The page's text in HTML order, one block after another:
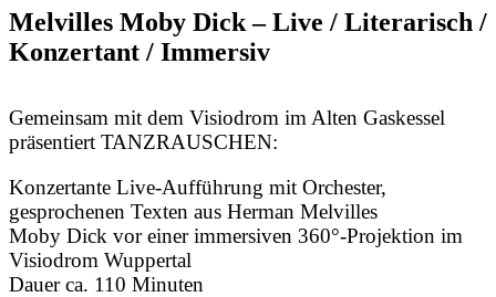
Melvilles Moby Dick – Live / Literarisch /
Konzertant / Immersiv
Gemeinsam mit dem Visiodrom im Alten Gaskessel
präsentiert TANZRAUSCHEN:
Konzertante Live-Aufführung mit Orchester,
gesprochenen Texten aus Herman Melvilles
Moby Dick vor einer immersiven 360°-Projektion im
Visiodrom Wuppertal
Dauer ca. 110 Minuten